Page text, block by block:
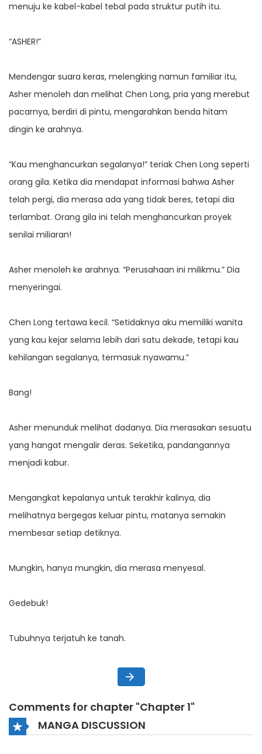
menuju ke kabel-kabel tebal pada struktur putih itu.
“ASHER!”
Mendengar suara keras, melengking namun familiar itu,
Asher menoleh dan melihat Chen Long, pria yang merebut
pacarnya, berdiri di pintu, mengarahkan benda hitam
dingin ke arahnya.
“Kau menghancurkan segalanya!” teriak Chen Long seperti
orang gila. Ketika dia mendapat informasi bahwa Asher
telah pergi, dia merasa ada yang tidak beres, tetapi dia
terlambat. Orang gila ini telah menghancurkan proyek
senilai miliaran!
Asher menoleh ke arahnya. “Perusahaan ini milikmu.” Dia
menyeringai.
Chen Long tertawa kecil. “Setidaknya aku memiliki wanita
yang kau kejar selama lebih dari satu dekade, tetapi kau
kehilangan segalanya, termasuk nyawamu.”
Bang!
Asher menunduk melihat dadanya. Dia merasakan sesuatu
yang hangat mengalir deras. Seketika, pandangannya
menjadi kabur.
Mengangkat kepalanya untuk terakhir kalinya, dia
melihatnya bergegas keluar pintu, matanya semakin
membesar setiap detiknya.
Mungkin, hanya mungkin, dia merasa menyesal.
Gedebuk!
Tubuhnya terjatuh ke tanah.
Comments for chapter "Chapter 1"
MANGA DISCUSSION